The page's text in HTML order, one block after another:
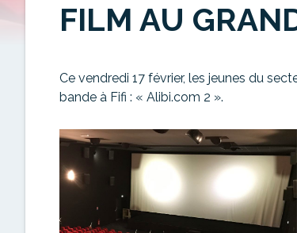
FILM AU
Ce vendredi 17 février, les jeunes du
bande à Fifi : « Alibi.com 2 ».